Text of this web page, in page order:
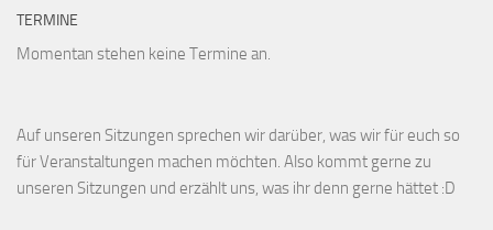
TERMINE
Momentan stehen keine Termine an.
Auf unseren Sitzungen sprechen wir darüber, was wir für euch so
für Veranstaltungen machen möchten. Also kommt gerne zu
unseren Sitzungen und erzählt uns, was ihr denn gerne hättet :D